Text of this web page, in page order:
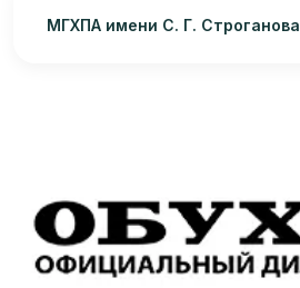
МГХПА имени С. Г. Строганова